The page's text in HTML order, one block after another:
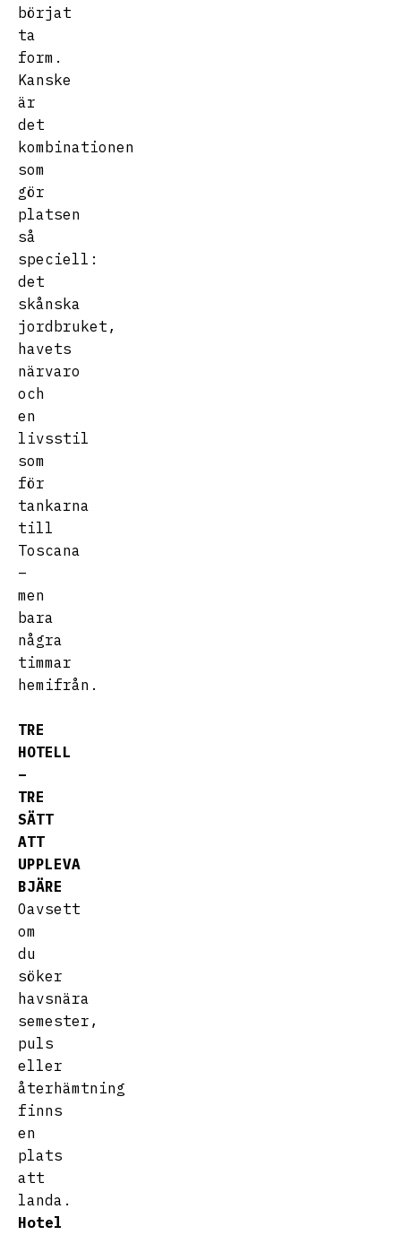
börjat
ta
form.
Kanske
är
det
kombinationen
som
gör
platsen
så
speciell:
det
skånska
jordbruket,
havets
närvaro
och
en
livsstil
som
för
tankarna
till
Toscana
–
men
bara
några
timmar
hemifrån.
TRE
HOTELL
–
TRE
SÄTT
ATT
UPPLEVA
BJÄRE
Oavsett
om
du
söker
havsnära
semester,
puls
eller
återhämtning
finns
en
plats
att
landa.
Hotel